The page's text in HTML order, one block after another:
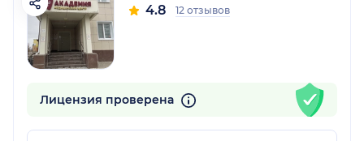
4.8 12 отзывов
Лицензия проверена